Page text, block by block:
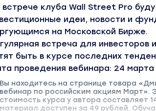
встрече клуба Wall Street Pro
идеи, новости и
на Московской Бирже.
встреча для
быть в курсе последних
проведения вебинара: 24 марта
Вы находитесь на странице товара
вебинар по российским акциям Март».
стоимость курса у автора составляет
материал доступен за 49 рублей.